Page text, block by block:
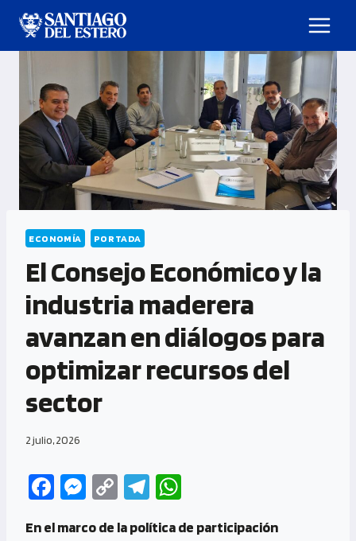
ECONOMÍA PORTADA
El Consejo Económico y la
industria maderera
avanzan en diálogos para
optimizar recursos del
sector
2 julio, 2026
Fa M
C
Te
En el marco de la política de participación